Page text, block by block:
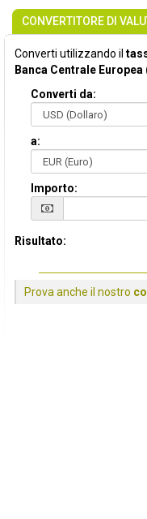
CONVERTITORE DI
Converti utilizzando il
Banca Centrale Europea
Converti da:
a:
Importo:
Risultato:
Prova anche il nostro